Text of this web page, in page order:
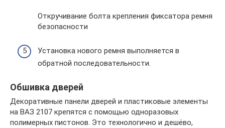
Откручивание болта крепления фиксатора ремня
безопасности
Установка нового ремня выполняется в
обратной последовательности.
Обшивка дверей
Декоративные панели дверей и пластиковые элементы
на ВАЗ 2107 крепятся с помощью одноразовых
полимерных пистонов. Это технологично и дешёво,